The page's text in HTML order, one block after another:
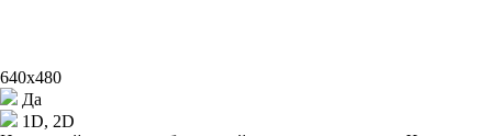
640x480
Да
1D, 2D